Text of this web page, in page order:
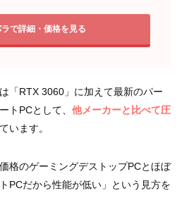
ラで詳細・価格を見る
「RTX 3060」に加えて最新のパー
トPCとして、 他メーカーと比べて圧
います。
格のゲーミングデストップPCとほぼ
PCだから性能が低い」という見方を